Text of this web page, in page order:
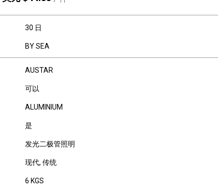
30 日
BY SEA
AUSTAR
可以
ALUMINIUM
是
发光二极管照明
现代, 传统
6 KGS